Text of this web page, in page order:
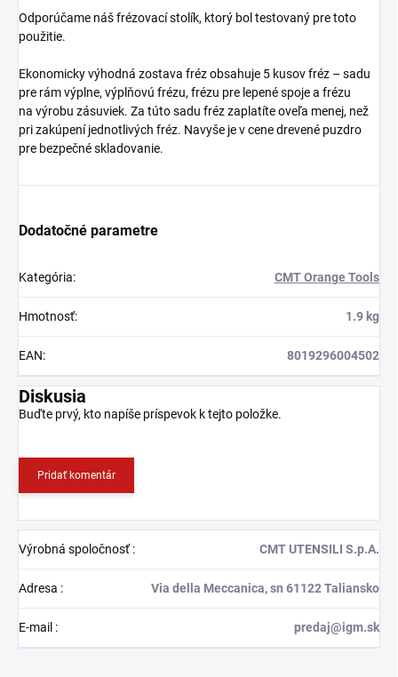
Odporúčame náš frézovací stolík, ktorý bol testovaný pre toto
použitie.
Ekonomicky výhodná zostava fréz obsahuje 5 kusov fréz – sadu
pre rám výplne, výplňovú frézu, frézu pre lepené spoje a frézu
na výrobu zásuviek. Za túto sadu fréz zaplatíte oveľa menej, než
pri zakúpení jednotlivých fréz. Navyše je v cene drevené puzdro
pre bezpečné skladovanie.
Dodatočné parametre
Kategória: CMT Orange Tools
Hmotnosť: 1.9 kg
EAN: 8019296004502
Diskusia
Buďte prvý, kto napíše príspevok k tejto položke.
Pridať komentár
Výrobná spoločnosť: CMT UTENSILI S.p.A.
Adresa : Via della Meccanica, sn 61122 Taliansko
E-mail : predaj@igm.sk